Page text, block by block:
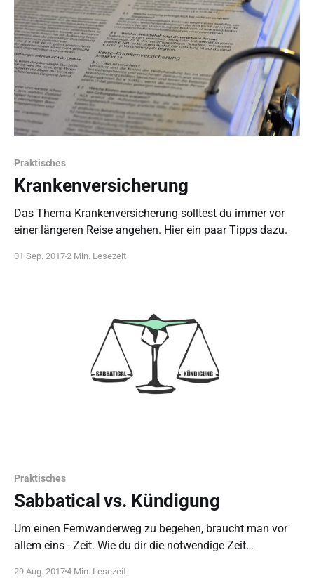
Praktisches
Krankenversicherung
Das Thema Krankenversicherung solltest du immer vor
einer längeren Reise angehen. Hier ein paar Tipps dazu.
01 Sep. 20172 Min. Lesezeit
Praktisches
Sabbatical vs. Kündigung
Um einen Fernwanderweg zu begehen, braucht man vor
allem eins - Zeit. Wie du dir die notwendige Zeit
29 Aug. 20174 Min. Lesezeit